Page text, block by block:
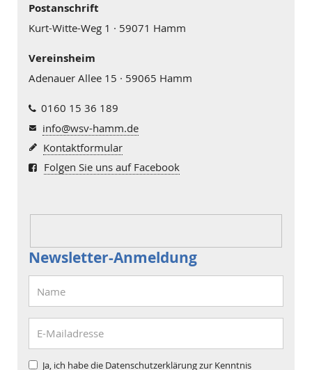
Postanschrift
Kurt-Witte-Weg 1 · 59071 Hamm
Vereinsheim
Adenauer Allee 15 · 59065 Hamm
0160 15 36 189
info@wsv-hamm.de
Kontaktformular
Folgen Sie uns auf Facebook
Newsletter-Anmeldung
Ja, ich habe die Datenschutzerklärungzur Kenntnis